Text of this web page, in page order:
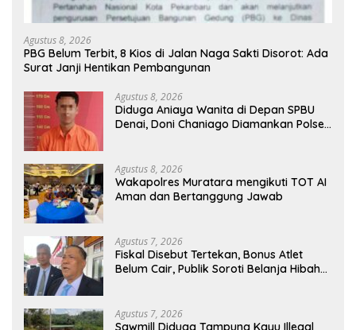
Agustus 8, 2026
PBG Belum Terbit, 8 Kios di Jalan Naga Sakti Disorot: Ada
Surat Janji Hentikan Pembangunan
Agustus 8, 2026
Diduga Aniaya Wanita di Depan SPBU
Denai, Doni Chaniago Diamankan Polsek
Agustus 8, 2026
Wakapolres Muratara mengikuti TOT AI
Aman dan Bertanggung Jawab
Agustus 7, 2026
Fiskal Disebut Tertekan, Bonus Atlet
Belum Cair, Publik Soroti Belanja Hibah
Agustus 7, 2026
Sawmill Diduga Tampung Kayu Illegal